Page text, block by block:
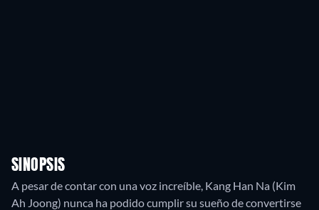
SINOPSIS
A pesar de contar con una voz increíble, Kang Han Na (Kim
Ah Joong) nunca ha podido cumplir su sueño de convertirse